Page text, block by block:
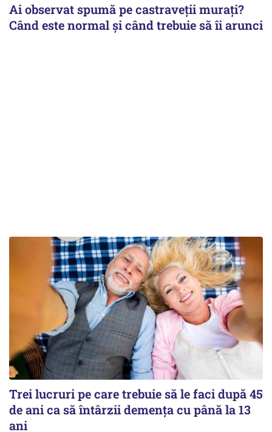
Ai observat spumă pe castraveții murați?
Când este normal și când trebuie să îi arunci
Trei lucruri pe care trebuie să le faci după 45
de ani ca să întârzii demența cu până la 13
ani